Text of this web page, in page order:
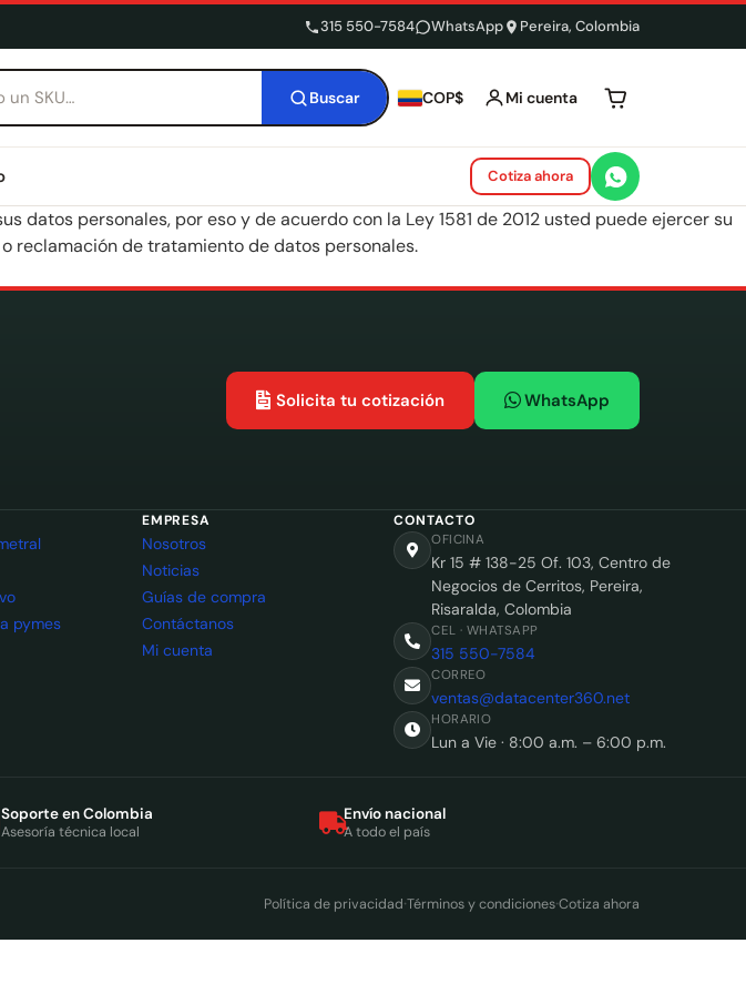
315 550-7584 WhatsApp Pereira, Colombia
Buscar COP$ Mi cuenta Tu carrito está
Cotiza ahora
datos personales, por eso y de acuerdo con la Ley 1581 de 2012 usted puede ejercer su
reclamación de tratamiento de datos personales.
Solicita tu cotización WhatsApp
pymes
EMPRESA
Nosotros
Noticias
Guías de compra
Contáctanos
Mi cuenta
CONTACTO
OFICINA
Kr 15 # 138-25 Of. 103, Centro de
Negocios de Cerritos, Pereira,
Risaralda, Colombia
CEL · WHATSAPP
315 550-7584
CORREO
ventas@datacenter360.net
HORARIO
Lun a Vie · 8:00 a.m. – 6:00 p.m.
Soporte en Colombia
Asesoría técnica local
Envío nacional
A todo el país
Política de privacidad·Términos y condiciones·Cotiza ahora